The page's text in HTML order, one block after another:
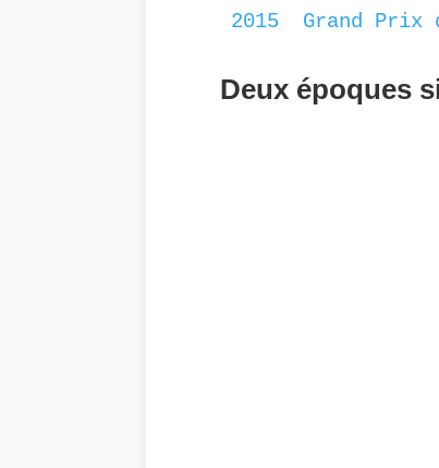
2015  Grand Prix
Deux époques